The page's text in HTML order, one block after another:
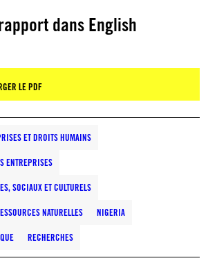
dans English
LE PDF
ET DROITS HUMAINS
ENTREPRISES
SOCIAUX ET CULTURELS
NATURELLES NIGERIA
RECHERCHES